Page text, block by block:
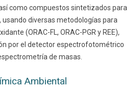
como compuestos sintetizados para
diversas metodologías para
(ORAC-FL, ORAC-PGR y REE),
por el detector espectrofotométrico
de masas.
Ambiental